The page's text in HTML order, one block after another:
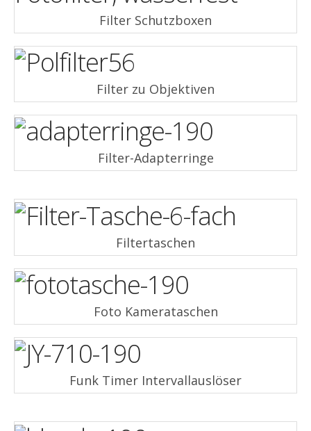
Filter Schutzboxen
Filter zu Objektiven
Filter-Adapterringe
Filtertaschen
Foto Kamerataschen
Funk Timer Intervallauslöser